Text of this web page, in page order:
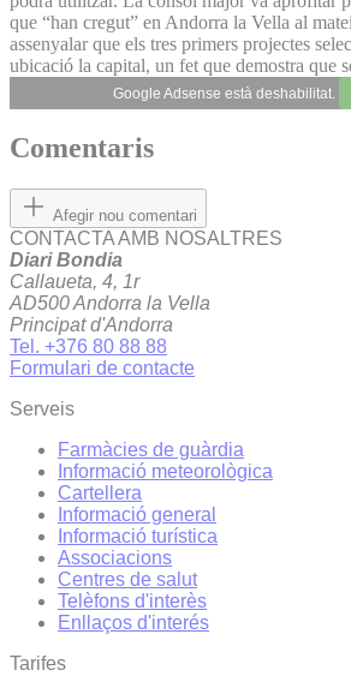
que “han cregut” en Andorra la Vella al
assenyalar que els tres primers projectes
ubicació la capital, un fet que demostra que
Google Adsense està deshabilitat.
Comentaris
Afegir nou comentari
CONTACTA AMB NOSALTRES
Diari Bondia
Callaueta, 4, 1r
AD500 Andorra la Vella
Principat d'Andorra
Tel. +376 80 88 88
Formulari de contacte
Serveis
Farmàcies de guàrdia
Informació meteorològica
Cartellera
Informació general
Informació turística
Associacions
Centres de salut
Telèfons d'interès
Enllaços d'interés
Tarifes